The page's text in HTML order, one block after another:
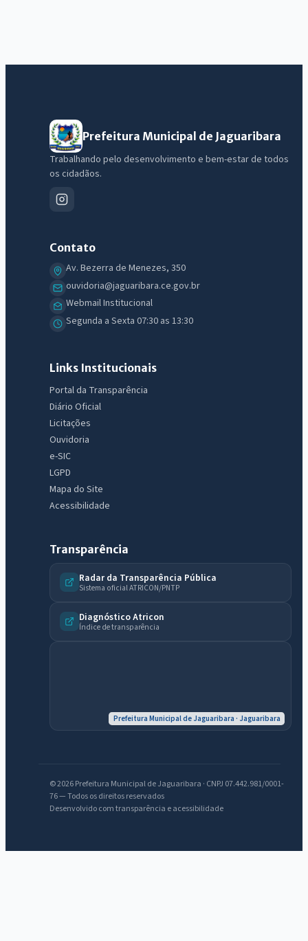
Prefeitura Municipal de Jaguaribara
Trabalhando pelo desenvolvimento e bem-estar de todos
os cidadãos.
Contato
Av. Bezerra de Menezes, 350
ouvidoria@jaguaribara.ce.gov.br
Webmail Institucional
Segunda a Sexta 07:30 as 13:30
Links Institucionais
Portal da Transparência
Diário Oficial
Licitações
Ouvidoria
e-SIC
LGPD
Mapa do Site
Acessibilidade
Transparência
Radar da Transparência Pública
Sistema oficial ATRICON/PNTP
Diagnóstico Atricon
Índice de transparência
Prefeitura Municipal de Jaguaribara · Jaguaribara
© 2026 Prefeitura Municipal de Jaguaribara · CNPJ 07.442.981/0001-
76 — Todos os direitos reservados
Desenvolvido com transparência e acessibilidade